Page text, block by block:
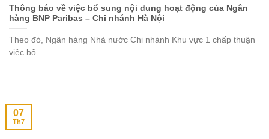
Thông báo về việc bổ sung nội dung hoạt động của Ngân
hàng BNP Paribas – Chi nhánh Hà Nội
Theo đó, Ngân hàng Nhà nước Chi nhánh Khu vực 1 chấp thuận
việc bổ...
07
Th7